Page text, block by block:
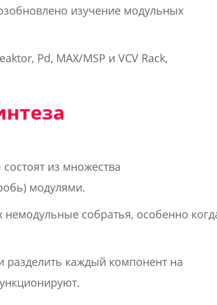
изучение модульных
Pd, MAX/MSP и VCV Rack,
из множества
модулями.
собратья, особенно
каждый компонент на